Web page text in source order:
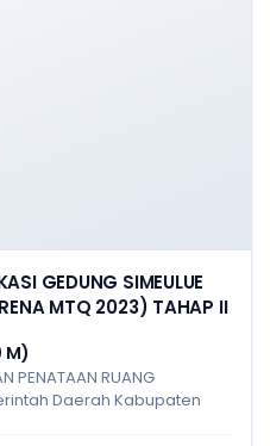
GEDUNG SIMEULUE
MTQ 2023) TAHAP II
M)
PENATAAN RUANG
Daerah Kabupaten